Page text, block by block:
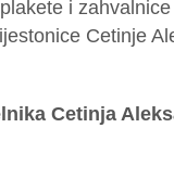
i
Cetinje
Cetinja